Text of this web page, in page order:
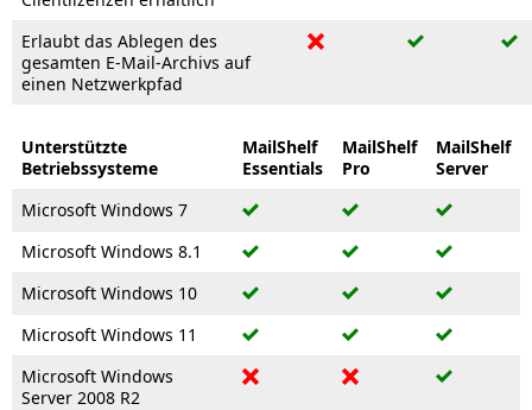
Erlaubt das Ablegen des
gesamten E-Mail-Archivs auf
einen Netzwerkpfad
Unterstützte
Betriebssysteme
MailShelf
Essentials
MailShelf
Pro
MailShelf
Server
Microsoft Windows 7
Microsoft Windows 8.1
Microsoft Windows 10
Microsoft Windows 11
Microsoft Windows
Server 2008 R2